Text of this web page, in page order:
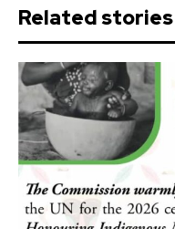
Related stories